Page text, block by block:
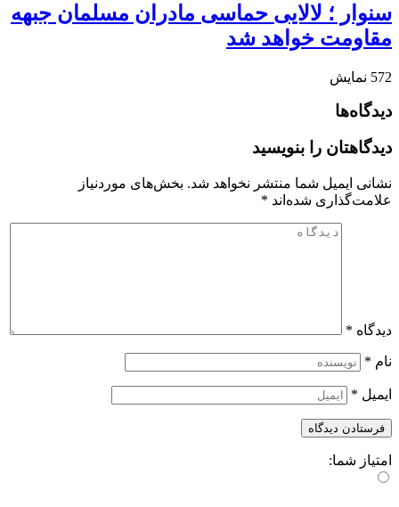
سنوار ؛ لالایی حماسی مادران مسلمان جبهه
مقاومت خواهد شد
572 نمایش
دیدگاه‌ها
دیدگاهتان را بنویسید
نشانی ایمیل شما منتشر نخواهد شد. بخش‌های موردنیاز
علامت‌گذاری شده‌اند *
دیدگاه *
نام *
ایمیل *
امتیاز شما: